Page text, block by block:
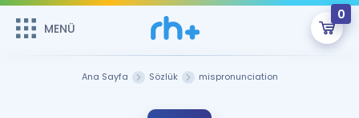
MENÜ
0
MENÜ
Ana Sayfa Sözlük mispronunciation